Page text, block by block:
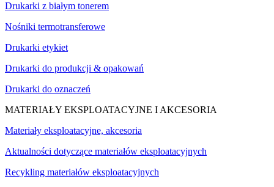
Drukarki z białym tonerem
Nośniki termotransferowe
Drukarki etykiet
Drukarki do produkcji & opakowań
Drukarki do oznaczeń
MATERIAŁY EKSPLOATACYJNE I AKCESORIA
Materiały eksploatacyjne, akcesoria
Aktualności dotyczące materiałów eksploatacyjnych
Recykling materiałów eksploatacyjnych